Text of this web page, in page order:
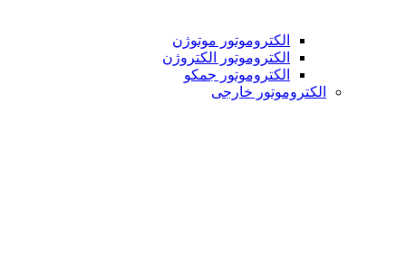
الکتروموتور موتوژن
الکتروموتور الکتروژن
الکتروموتور جمکو
الکتروموتور خارجی